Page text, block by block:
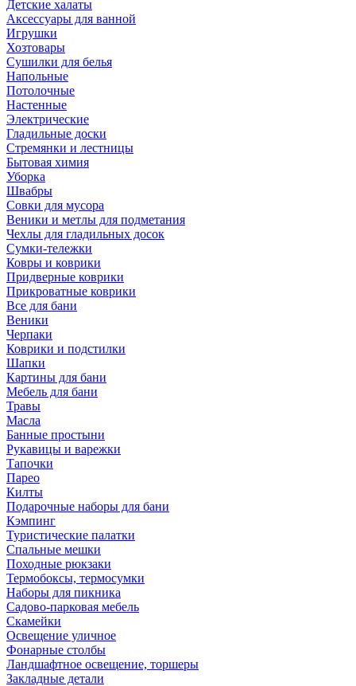
Детские халаты
Аксессуары для ванной
Игрушки
Хозтовары
Сушилки для белья
Напольные
Потолочные
Настенные
Электрические
Гладильные доски
Стремянки и лестницы
Бытовая химия
Уборка
Швабры
Совки для мусора
Веники и метлы для подметания
Чехлы для гладильных досок
Сумки-тележки
Ковры и коврики
Придверные коврики
Прикроватные коврики
Все для бани
Веники
Черпаки
Коврики и подстилки
Шапки
Картины для бани
Мебель для бани
Травы
Масла
Банные простыни
Рукавицы и варежки
Тапочки
Парео
Килты
Подарочные наборы для бани
Кэмпинг
Туристические палатки
Спальные мешки
Походные рюкзаки
Термобоксы, термосумки
Наборы для пикника
Садово-парковая мебель
Скамейки
Освещение уличное
Фонарные столбы
Ландшафтное освещение, торшеры
Закладные детали